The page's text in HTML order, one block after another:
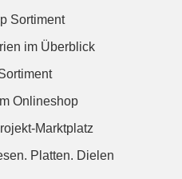
Sortiment
im Überblick
Onlineshop
Marktplatz
Platten. Dielen